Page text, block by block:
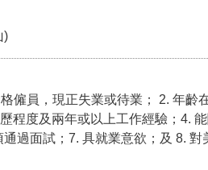
)
僱員，現正失業或待業； 2. 年齡
程度及兩年或以上工作經驗；4.
通過面試；7. 具就業意欲；及 8. 對